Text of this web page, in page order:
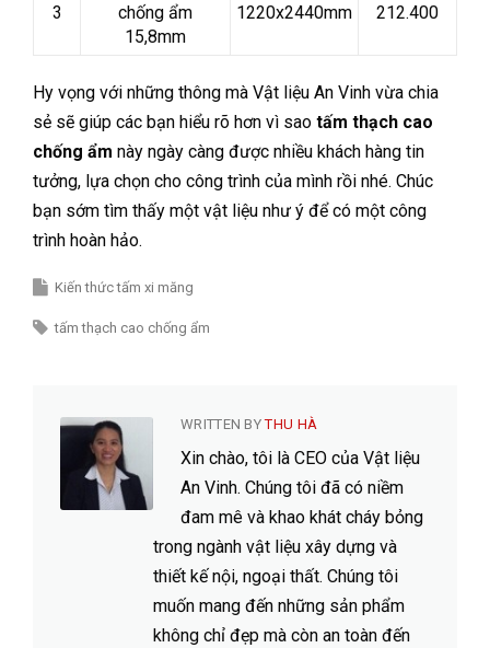
3
chống ẩm
15,8mm
1220x2440mm 212.400
Hy vọng với những thông mà Vật liệu An Vinh vừa chia
sẻ sẽ giúp các bạn hiểu rõ hơn vì sao tấm thạch cao
chống ẩm này ngày càng được nhiều khách hàng tin
tưởng, lựa chọn cho công trình của mình rồi nhé. Chúc
bạn sớm tìm thấy một vật liệu như ý để có một công
trình hoàn hảo.
Kiến thức tấm xi măng
tấm thạch cao chống ẩm
WRITTEN BYTHU HÀ
Xin chào, tôi là CEO của Vật liệu
An Vinh. Chúng tôi đã có niềm
đam mê và khao khát cháy bỏng
trong ngành vật liệu xây dựng và
thiết kế nội, ngoại thất. Chúng tôi
muốn mang đến những sản phẩm
không chỉ đẹp mà còn an toàn đến